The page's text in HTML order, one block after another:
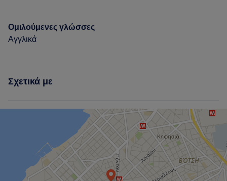
Τι λένε οι πελάτες μας για Μαρία
Ομιλούμενες γλώσσες
Αγγλικά
Σχετικά με